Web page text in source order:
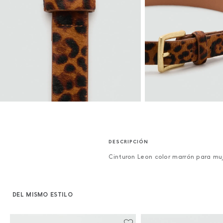
Cinturon Leon color marrón para
DEL MISMO ESTILO